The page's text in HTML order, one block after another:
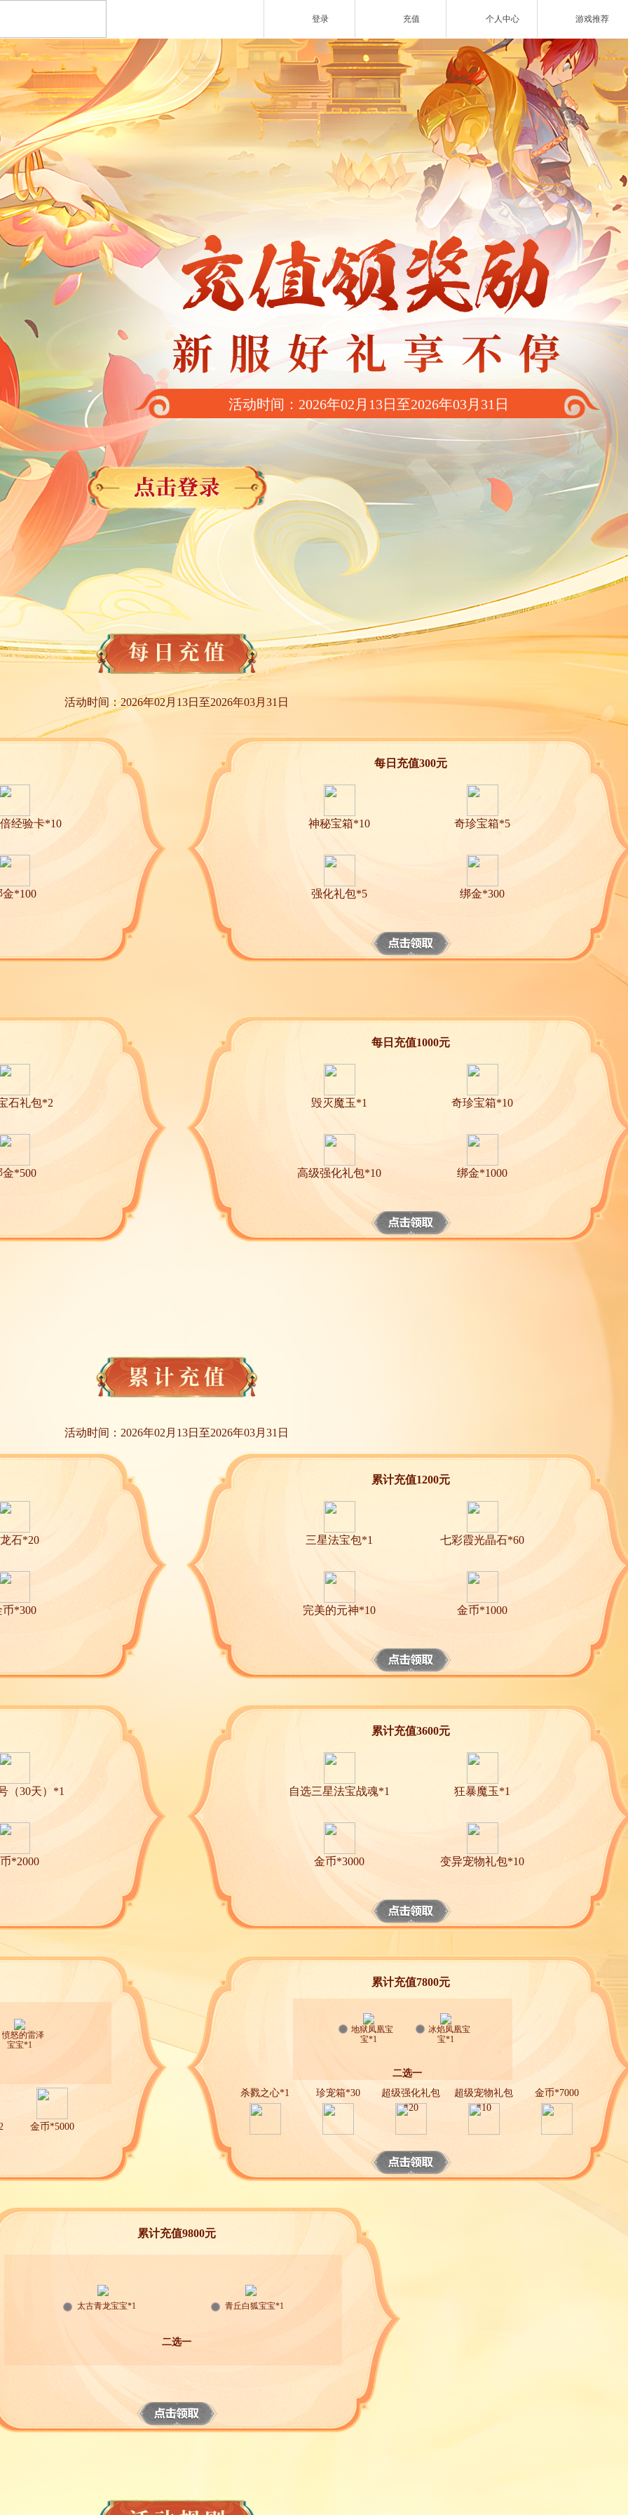
游戏推荐
个人中心
充值
登录
《秦始皇ol》国庆大服
国战的号角已经打响
【醉八仙】新派回合制
【北欧战纪】北欧神话为世界观
注册账号 客服中心
回合制游戏
醉红楼
醉八仙
游】神兽版
国战游戏
秦始皇
斗神
特色游戏
勇士无双
网页游戏
ZAZA超级英雄
活动时间：2026年02月13日至2026年03月31日
活动时间：2026年02月13日至2026年03月31日
经验卡*10
金*100
每日充值300元
神秘宝箱*10 奇珍宝箱*5
强化礼包*5 绑金*300
石礼包*2
金*500
每日充值1000元
毁灭魔玉*1 奇珍宝箱*10
高级强化礼包*10 绑金*1000
活动时间：2026年02月13日至2026年03月31日
石*20
币*300
累计充值1200元
三星法宝包*1 七彩霞光晶石*60
完美的元神*10 金币*1000
（30天）*1
*2000
累计充值3600元
自选三星法宝战魂*1 狂暴魔玉*1
金币*3000 变异宠物礼包*10
愤怒的雷泽
宝宝*1
金币*5000
累计充值7800元
杀戮之心*1 珍宠箱*30
超级强化礼包
*20
超级宠物礼包
*10
金币*7000
地狱凤凰宝
宝*1
冰焰凤凰宝
宝*1
二选一
累计充值9800元
太古青龙宝宝*1 青丘白狐宝宝*1
二选一